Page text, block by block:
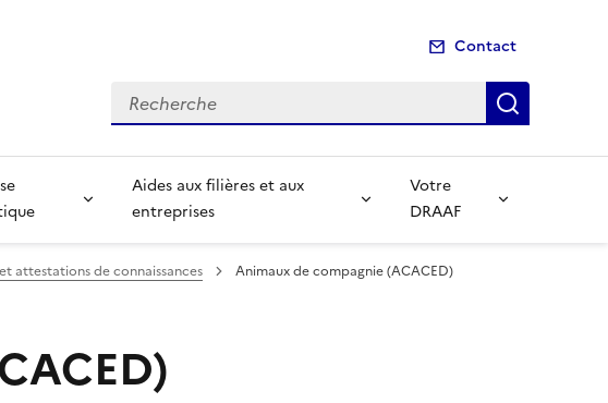
Contact
Recherche
Aides aux filières et aux
entreprises
Votre
DRAAF
attestations de connaissances Animaux de compagnie (ACACED)